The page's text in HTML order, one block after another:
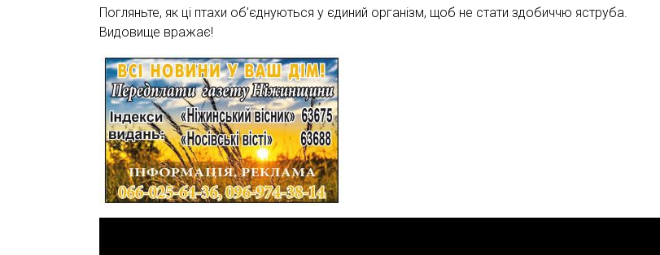
Погляньте, як ці птахи об’єднуються у єдиний організм, щоб не стати здобиччю яструба.
Видовище вражає!